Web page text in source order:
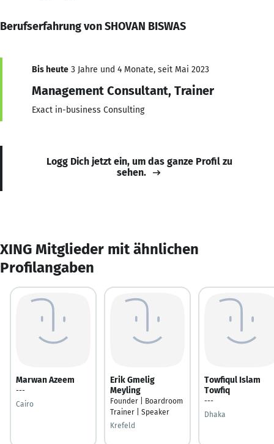
Berufserfahrung von SHOVAN BISWAS
Bis heute 3 Jahre und 4 Monate, seit Mai 2023
Management Consultant, Trainer
Exact in-business Consulting
Logg Dich jetzt ein, um das ganze Profil zu
sehen.
XING Mitglieder mit ähnlichen
Profilangaben
Marwan Azeem
---
Cairo
Erik Gmelig
Meyling
Founder | Boardroom
Trainer | Speaker
Krefeld
Towfiqul Islam
Towfiq
---
Dhaka